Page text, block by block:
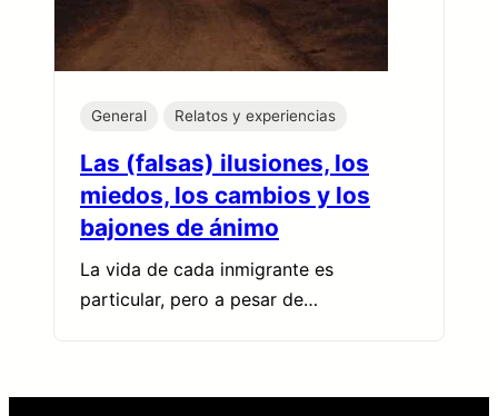
General Relatos y experiencias
Las (falsas) ilusiones, los
miedos, los cambios y los
bajones de ánimo
La vida de cada inmigrante es
particular, pero a pesar de…